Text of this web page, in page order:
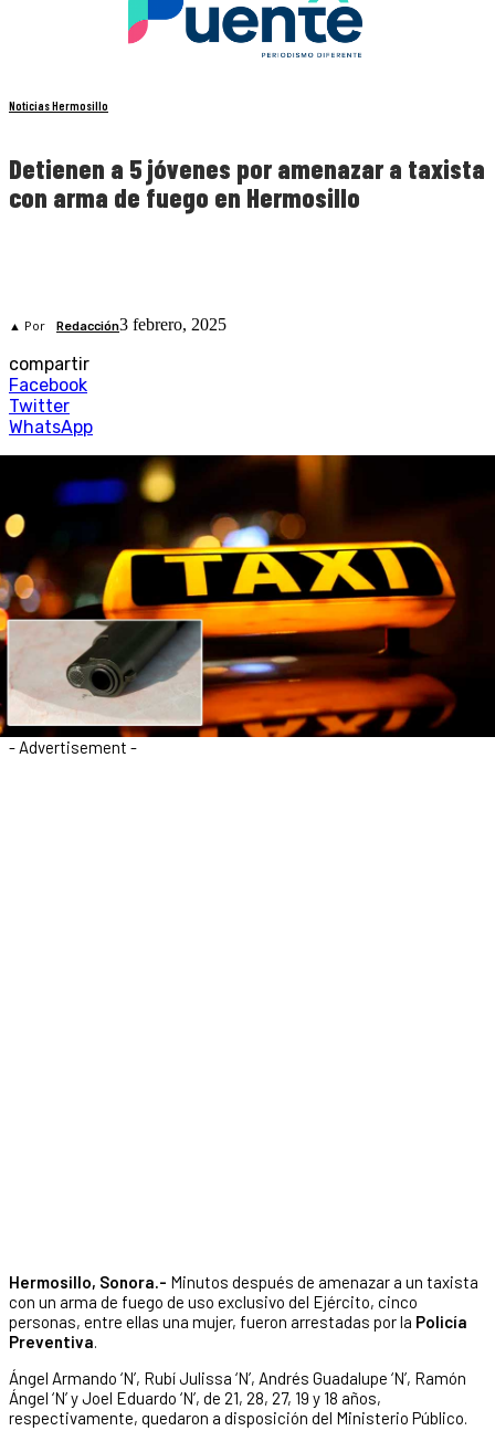
Noticias Hermosillo
Detienen a 5 jóvenes por amenazar a taxista
con arma de fuego en Hermosillo
▲ Por Redacción3 febrero, 2025
compartir
Facebook
Twitter
WhatsApp
- Advertisement -
Hermosillo, Sonora.- Minutos después de amenazar a un taxista
con un arma de fuego de uso exclusivo del Ejército, cinco
personas, entre ellas una mujer, fueron arrestadas por la Policía
Preventiva.
Ángel Armando ‘N’, Rubí Julissa ‘N’, Andrés Guadalupe ‘N’, Ramón
Ángel ‘N’ y Joel Eduardo ‘N’, de 21, 28, 27, 19 y 18 años,
respectivamente, quedaron a disposición del Ministerio Público.